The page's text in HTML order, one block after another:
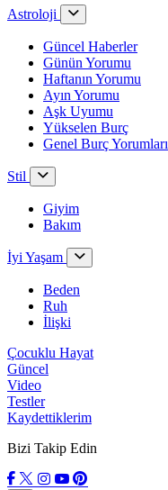
Astroloji
Güncel Haberler
Günün Yorumu
Haftanın Yorumu
Ayın Yorumu
Aşk Uyumu
Yükselen Burç
Genel Burç Yorumları
Stil
Giyim
Bakım
İyi Yaşam
Beden
Ruh
İlişki
Çocuklu Hayat
Güncel
Video
Testler
Kaydettiklerim
Bizi Takip Edin